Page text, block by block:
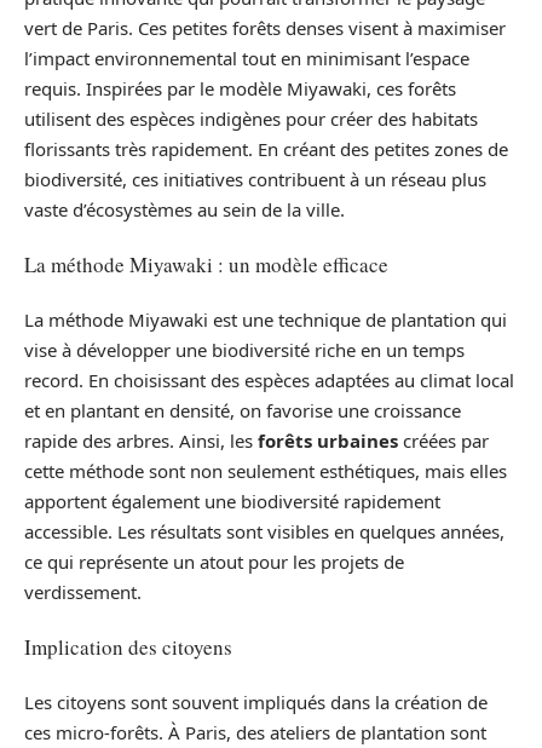
vert de Paris. Ces petites forêts denses visent à maximiser
l’impact environnemental tout en minimisant l’espace
requis. Inspirées par le modèle Miyawaki, ces forêts
utilisent des espèces indigènes pour créer des habitats
florissants très rapidement. En créant des petites zones de
biodiversité, ces initiatives contribuent à un réseau plus
vaste d’écosystèmes au sein de la ville.
La méthode Miyawaki : un modèle efficace
La méthode Miyawaki est une technique de plantation qui
vise à développer une biodiversité riche en un temps
record. En choisissant des espèces adaptées au climat local
et en plantant en densité, on favorise une croissance
rapide des arbres. Ainsi, les forêts urbaines créées par
cette méthode sont non seulement esthétiques, mais elles
apportent également une biodiversité rapidement
accessible. Les résultats sont visibles en quelques années,
ce qui représente un atout pour les projets de
verdissement.
Implication des citoyens
Les citoyens sont souvent impliqués dans la création de
ces micro-forêts. À Paris, des ateliers de plantation sont